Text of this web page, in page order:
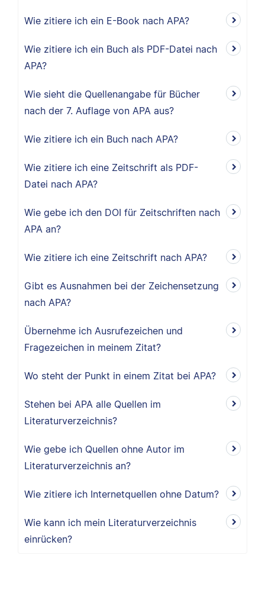
Wie zitiere ich ein E-Book nach APA?
Wie zitiere ich ein Buch als PDF-Datei nach
APA?
Wie sieht die Quellenangabe für Bücher
nach der 7. Auflage von APA aus?
Wie zitiere ich ein Buch nach APA?
Wie zitiere ich eine Zeitschrift als PDF-
Datei nach APA?
Wie gebe ich den DOI für Zeitschriften nach
APA an?
Wie zitiere ich eine Zeitschrift nach APA?
Gibt es Ausnahmen bei der Zeichensetzung
nach APA?
Übernehme ich Ausrufezeichen und
Fragezeichen in meinem Zitat?
Wo steht der Punkt in einem Zitat bei APA?
Stehen bei APA alle Quellen im
Literaturverzeichnis?
Wie gebe ich Quellen ohne Autor im
Literaturverzeichnis an?
Wie zitiere ich Internetquellen ohne Datum?
Wie kann ich mein Literaturverzeichnis
einrücken?